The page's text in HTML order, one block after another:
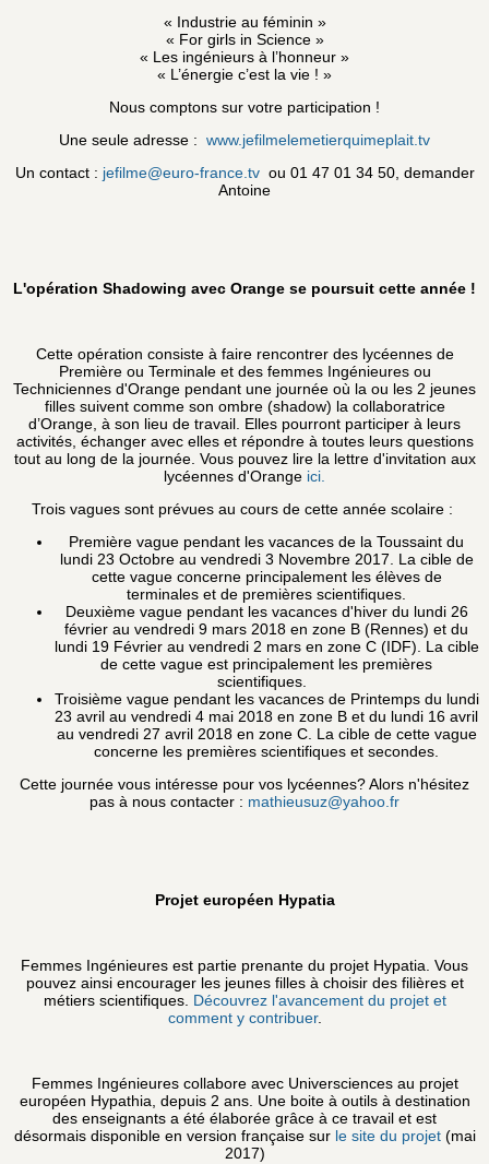
« Industrie au féminin »
« For girls in Science »
« Les ingénieurs à l’honneur »
« L’énergie c’est la vie ! »
Nous comptons sur votre participation !
Une seule adresse : www.jefilmelemetierquimeplait.tv
Un contact : jefilme@euro-france.tvou 01 47 01 34 50, demander
Antoine
L'opération Shadowing avec Orange se poursuit cette année !
Cette opération consiste à faire rencontrer des lycéennes de
Première ou Terminale et des femmes Ingénieures ou
Techniciennes d'Orange pendant une journée où la ou les 2 jeunes
filles suivent comme son ombre (shadow) la collaboratrice
d’Orange, à son lieu de travail. Elles pourront participer à leurs
activités, échanger avec elles et répondre à toutes leurs questions
tout au long de la journée. Vous pouvez lire la lettre d'invitation aux
lycéennes d'Orange ici.
Trois vagues sont prévues au cours de cette année scolaire :
Première vague pendant les vacances de la Toussaint du
lundi 23 Octobre au vendredi 3 Novembre 2017. La cible de
cette vague concerne principalement les élèves de
terminales et de premières scientifiques.
Deuxième vague pendant les vacances d'hiver du lundi 26
février au vendredi 9 mars 2018 en zone B (Rennes) et du
lundi 19 Février au vendredi 2 mars en zone C (IDF). La cible
de cette vague est principalement les premières
scientifiques.
Troisième vague pendant les vacances de Printemps du lundi
23 avril au vendredi 4 mai 2018 en zone B et du lundi 16 avril
au vendredi 27 avril 2018 en zone C. La cible de cette vague
concerne les premières scientifiques et secondes.
Cette journée vous intéresse pour vos lycéennes? Alors n'hésitez
pas à nous contacter : mathieusuz@yahoo.fr
Projet européen Hypatia
Femmes Ingénieures est partie prenante du projet Hypatia. Vous
pouvez ainsi encourager les jeunes filles à choisir des filières et
métiers scientifiques. Découvrez l'avancement du projet et
comment y contribuer.
Femmes Ingénieures collabore avec Universciences au projet
européen Hypathia, depuis 2 ans. Une boite à outils à destination
des enseignants a été élaborée grâce à ce travail et est
désormais disponible en version française surle site du projet(mai
2017)